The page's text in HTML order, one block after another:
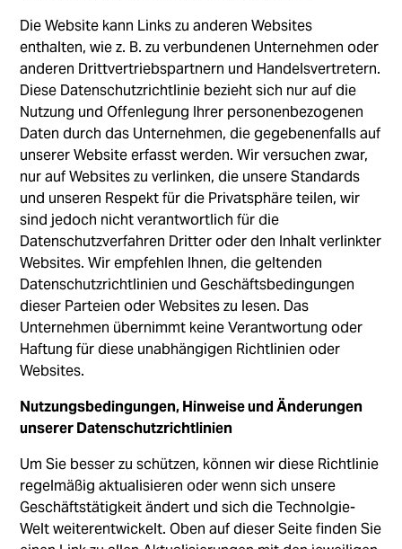
Die Website kann Links zu anderen Websites
enthalten, wie z. B. zu verbundenen Unternehmen oder
anderen Drittvertriebspartnern und Handelsvertretern.
Diese Datenschutzrichtlinie bezieht sich nur auf die
Nutzung und Offenlegung Ihrer personenbezogenen
Daten durch das Unternehmen, die gegebenenfalls auf
unserer Website erfasst werden. Wir versuchen zwar,
nur auf Websites zu verlinken, die unsere Standards
und unseren Respekt für die Privatsphäre teilen, wir
sind jedoch nicht verantwortlich für die
Datenschutzverfahren Dritter oder den Inhalt verlinkter
Websites. Wir empfehlen Ihnen, die geltenden
Datenschutzrichtlinien und Geschäftsbedingungen
dieser Parteien oder Websites zu lesen. Das
Unternehmen übernimmt keine Verantwortung oder
Haftung für diese unabhängigen Richtlinien oder
Websites.
Nutzungsbedingungen, Hinweise und Änderungen
unserer Datenschutzrichtlinien
Um Sie besser zu schützen, können wir diese Richtlinie
regelmäßig aktualisieren oder wenn sich unsere
Geschäftstätigkeit ändert und sich die Technolgie-
Welt weiterentwickelt. Oben auf dieser Seite finden Sie